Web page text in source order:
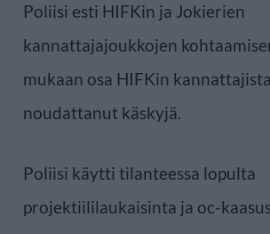
Poliisi esti HIFKin ja Jokierien
kannattajajoukkojen
mukaan osa HIFKin
noudattanut käskyjä.
Poliisi käytti tilanteessa lopulta
projektiililaukaisinta ja oc-